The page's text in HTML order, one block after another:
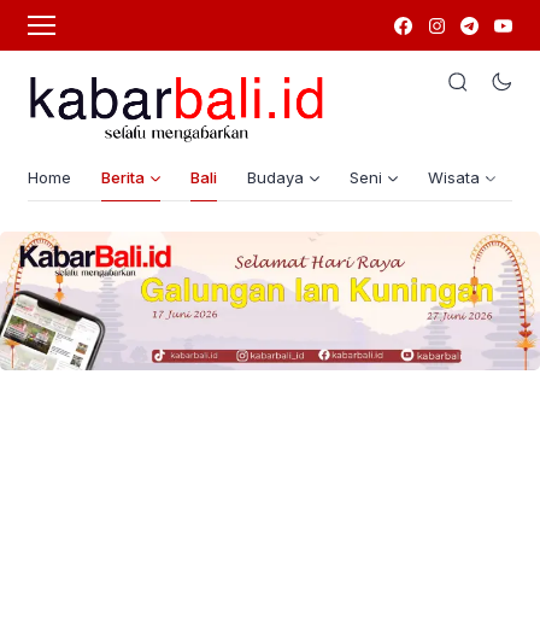
Home Berita Bali Budaya Seni Wisata